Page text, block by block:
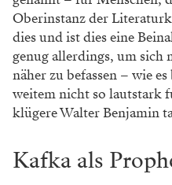
Oberinstanz der
dies und ist dies eine
genug allerdings, um sich
näher zu befassen – wie
weitem nicht so lautstark
klügere Walter Benjamin
Kafka als